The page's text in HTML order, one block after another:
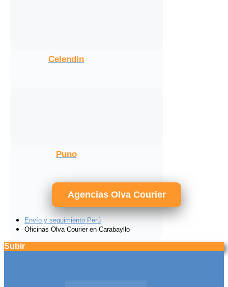
Celendin
Puno
Agencias Olva Courier
Envío y seguimiento Perú
Oficinas Olva Courier en Carabayllo
Subir